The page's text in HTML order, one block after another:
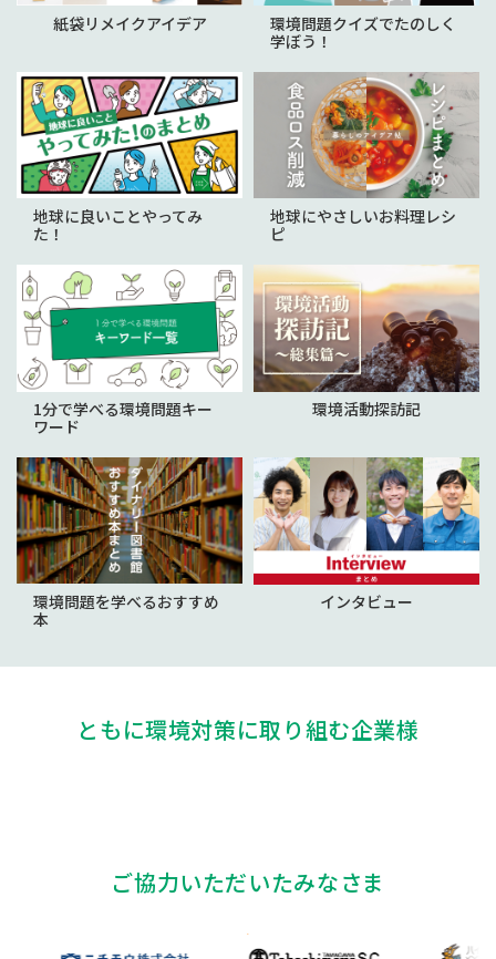
紙袋リメイクアイデア
環境問題クイズでたのしく
学ぼう！
地球に良いことやってみ
た！
地球にやさしいお料理レシ
ピ
1分で学べる環境問題キー
ワード
環境活動探訪記
環境問題を学べるおすすめ
本
インタビュー
ともに環境対策に取り組む企業様
ご協力いただいたみなさま